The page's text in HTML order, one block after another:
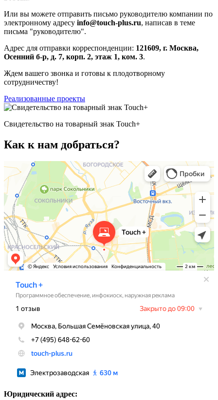
Или вы можете отправить письмо руководителю компании по
электронному адресу info@touch-plus.ru, написав в теме
письма "руководителю".
Адрес для отправки корреспонденции: 121609, г. Москва,
Осенний б-р, д. 7, корп. 2, этаж 1, ком. 3.
Ждем вашего звонка и готовы к плодотворному
сотрудничеству!
Реализованные проекты
Свидетельство на товарный знак Touch+
Как к нам добраться?
Юридический адрес: